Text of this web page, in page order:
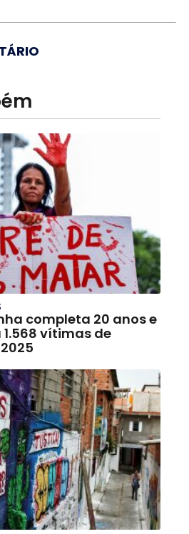
completa 20 anos e
vítimas de